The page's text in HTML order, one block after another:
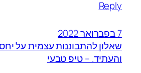
Reply
7 בפברואר 2022
שאלון להתבוננות עצמית על
והעתיד. – טיפ טבעי